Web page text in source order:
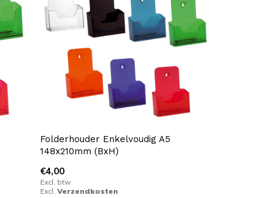
Folderhouder Enkelvoudig A5
148x210mm (BxH)
€4,00
Excl. btw
Excl. Verzendkosten